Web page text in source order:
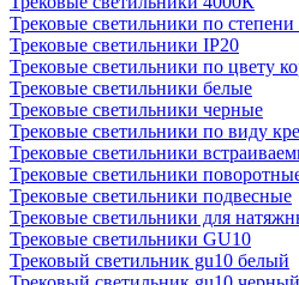
Трековые светильники по
Трековые светильники IP20
Трековые светильники по цвету
Трековые светильники белые
Трековые светильники черные
Трековые светильники по виду
Трековые светильники
Трековые светильники
Трековые светильники подвесные
Трековые светильники для
Трековые светильники GU10
Трековый светильник gu10 белый